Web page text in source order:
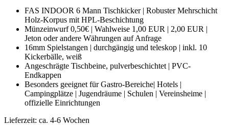
FAS INDOOR 6 Mann Tischkicker | Robuster Mehrschicht
Holz-Korpus mit HPL-Beschichtung
Münzeinwurf 0,50€ | Wahlweise 1,00 EUR | 2,00 EUR |
Jeton oder andere Währungen auf Anfrage
16mm Spielstangen | durchgängig und teleskop | inkl. 10
Kickerbälle, weiß
Angeschrägte Tischbeine, pulverbeschichtet | PVC-
Endkappen
Besonders geeignet für Gastro-Bereiche| Hotels |
Campingplätze | Jugendräume | Schulen | Vereinsheime |
offizielle Einrichtungen
Lieferzeit: ca. 4-6 Wochen